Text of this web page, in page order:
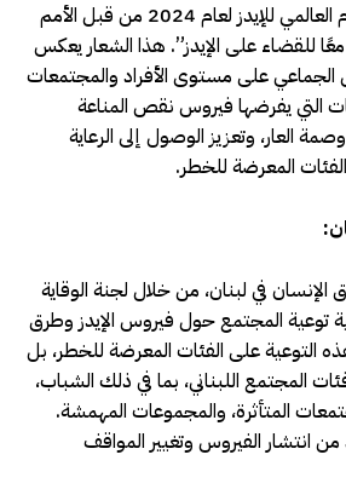
لقد تم تحديد شعار اليوم العالمي للإيدز لعام 2024 من قبل الأمم
للقضاء على الإيدز”. هذا الشعار يعكس
الجماعي على مستوى الأفراد والمجتمعات
التي يفرضها فيروس نقص المناعة
العار، وتعزيز الوصول إلى الرعاية
المعرضة للخطر.
الإنسان في لبنان، من خلال لجنة الوقاية
توعية المجتمع حول فيروس الإيدز وطرق
التوعية على الفئات المعرضة للخطر، بل
اللبناني، بما في ذلك الشباب،
المتأثرة، والمجموعات المهمشة.
انتشار الفيروس وتغيير المواقف